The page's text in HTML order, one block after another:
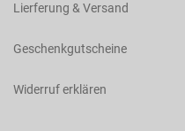
Lierferung & Versand
Geschenkgutscheine
Widerruf erklären